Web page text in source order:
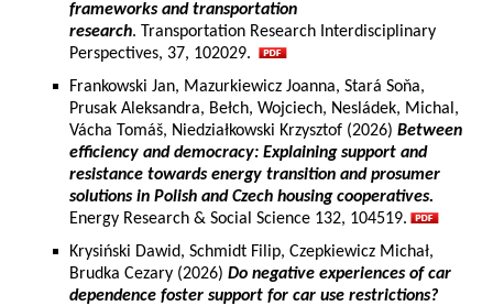
frameworks and transportation
research. Transportation Research Interdisciplinary
Perspectives, 37, 102029.
Frankowski Jan, Mazurkiewicz Joanna, Stará Soňa,
Prusak Aleksandra, Bełch, Wojciech, Nesládek, Michal,
Vácha Tomáš, Niedziałkowski Krzysztof (2026) Between
efficiency and democracy: Explaining support and
resistance towards energy transition and prosumer
solutions in Polish and Czech housing cooperatives.
Energy Research & Social Science 132, 104519.
Krysiński Dawid, Schmidt Filip, Czepkiewicz Michał,
Brudka Cezary (2026) Do negative experiences of car
dependence foster support for car use restrictions?